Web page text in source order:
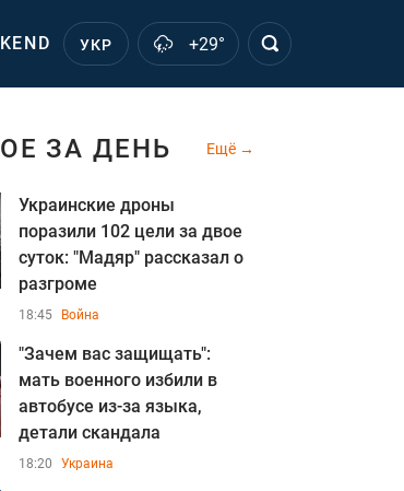
УКР +29°
ЗА ДЕНЬ Ещё
Украинские дроны
поразили 102 цели за двое
суток: "Мадяр" рассказал о
разгроме
18:45 Война
"Зачем вас защищать":
мать военного избили в
автобусе из-за языка,
детали скандала
18:20 Украина